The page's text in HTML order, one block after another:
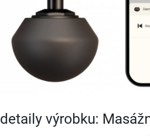
detaily výrobku: